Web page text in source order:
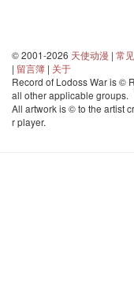
© 2001-2026 天使动漫 | 常
| 留言簿 | 关于
Record of Lodoss War is ©
all other applicable groups.
All artwork is © to the artist
r player.